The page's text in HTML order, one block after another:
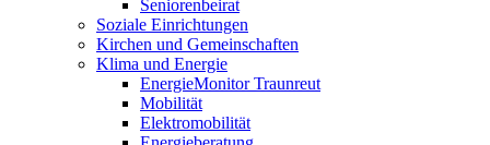
Seniorenbeirat
Soziale Einrichtungen
Kirchen und Gemeinschaften
Klima und Energie
EnergieMonitor Traunreut
Mobilität
Elektromobilität